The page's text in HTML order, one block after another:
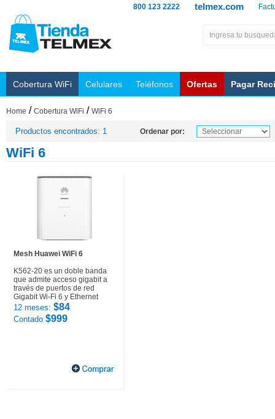
telmex.com
800 123 2222
Cobertura WiFi Celulares Teléfonos Ofertas Pagar
Home / Cobertura WiFi / WiFi 6
Productos encontrados: 1 Ordenar por:
WiFi 6
Mesh Huawei WiFi 6
K562-20 es un doble banda
que admite acceso gigabit a
través de puertos de red
Gigabit Wi-Fi 6 y Ethernet
12 meses: $84
Contado $999